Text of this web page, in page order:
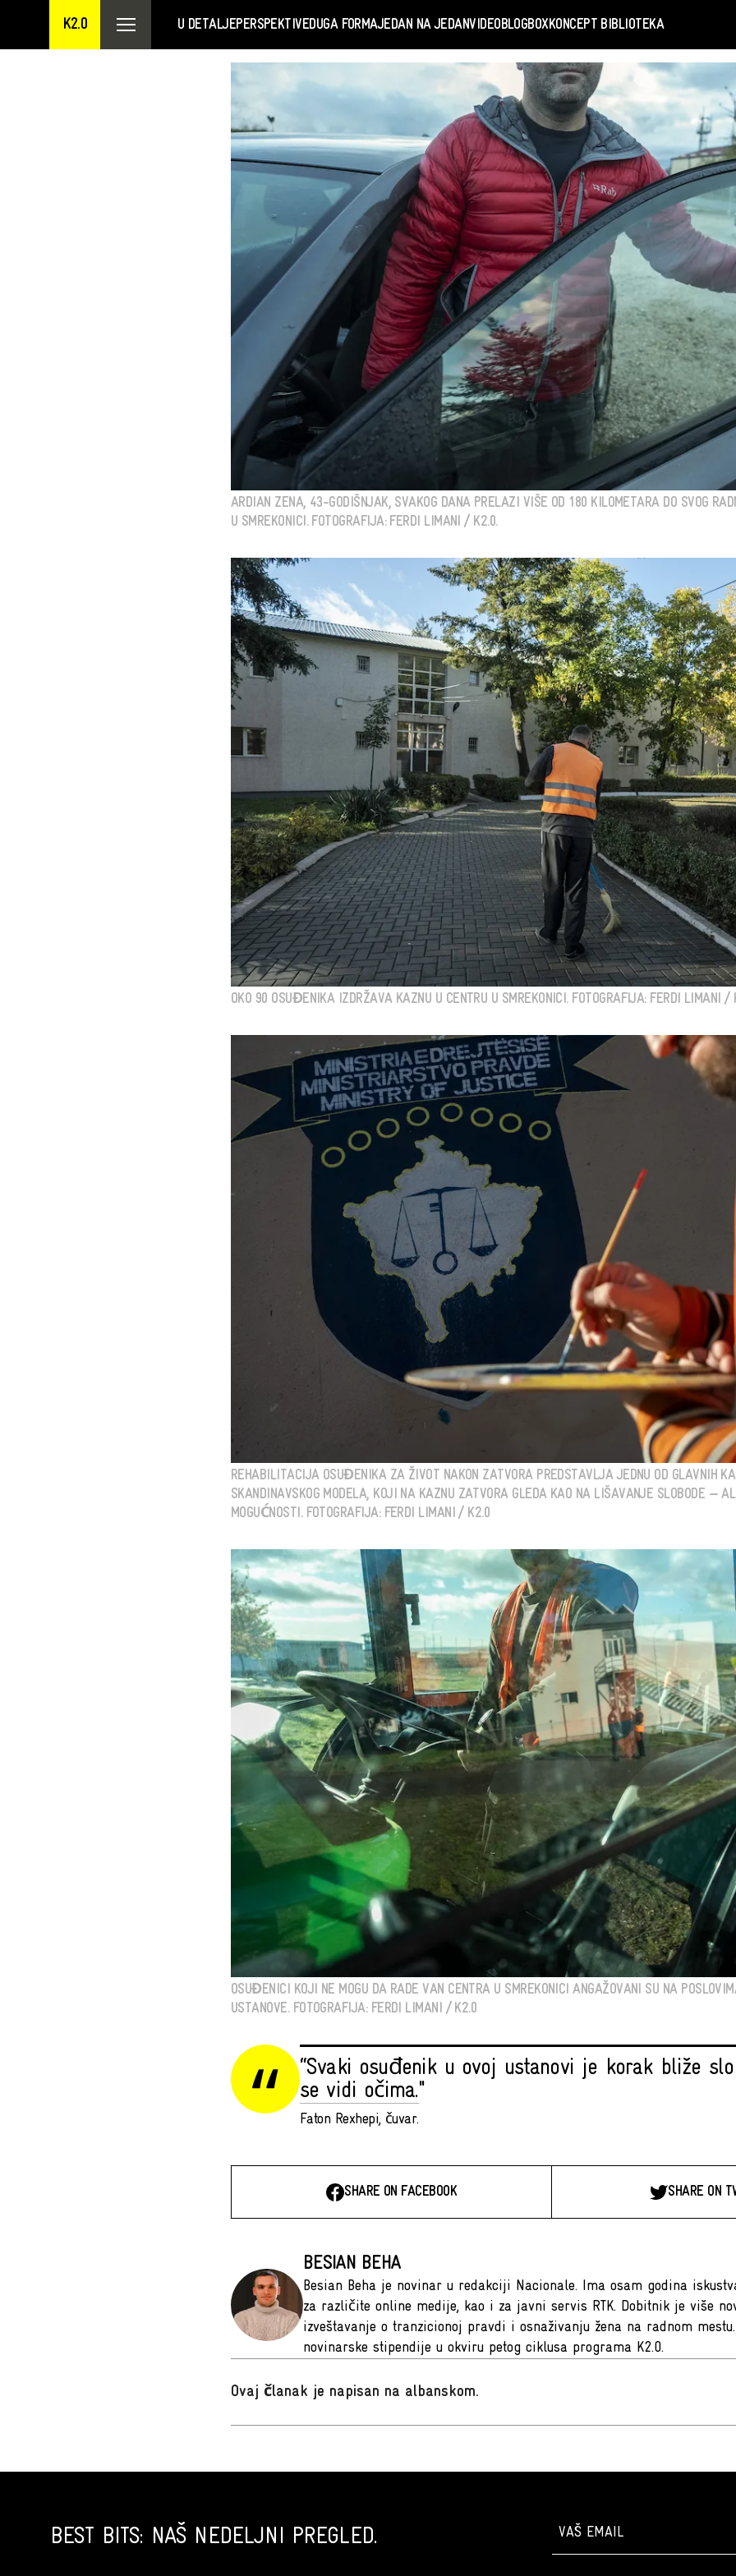
K2.0 U DETALJEPERSPEKTIVEDUGA FORMAJEDAN NA JEDANVIDEOBLOGBOXKONCEPT BIBLIOTEKA
ARDIAN ZENA, 43-GODIŠNJAK, SVAKOG DANA PRELAZI VIŠE OD 180 KILOMETARA DO SVOG
U SMREKONICI. FOTOGRAFIJA: FERDI LIMANI / K2.0.
OKO 90 OSUĐENIKA IZDRŽAVA KAZNU U CENTRU U SMREKONICI. FOTOGRAFIJA: FERDI LIMANI /
REHABILITACIJA OSUĐENIKA ZA ŽIVOT NAKON ZATVORA PREDSTAVLJA JEDNU OD GLAVNIH
SKANDINAVSKOG MODELA, KOJI NA KAZNU ZATVORA GLEDA KAO NA LIŠAVANJE SLOBODE —
MOGUĆNOSTI. FOTOGRAFIJA: FERDI LIMANI / K2.0
OSUĐENICI KOJI NE MOGU DA RADE VAN CENTRA U SMREKONICI ANGAŽOVANI SU NA
USTANOVE. FOTOGRAFIJA: FERDI LIMANI / K2.0
“Svaki osuđenik u ovoj ustanovi je korak bliže
se vidi očima."
Faton Rexhepi, čuvar.
SHARE ON FACEBOOK SHARE ON
BESIAN BEHA
Besian Beha je novinar u redakciji Nacionale. Ima osam godina
za različite online medije, kao i za javni servis RTK. Dobitnik je više
izveštavanje o tranzicionoj pravdi i osnaživanju žena na radnom
novinarske stipendije u okviru petog ciklusa programa K2.0.
Ovaj članak je napisan na albanskom.
BEST BITS: NAŠ NEDELJNI PREGLED.